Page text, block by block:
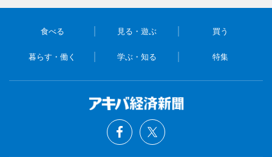
食べる 見る・遊ぶ 買う
暮らす・働く 学ぶ・知る 特集